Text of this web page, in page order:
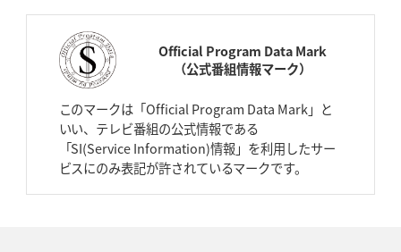
Official Program Data Mark
（公式番組情報マーク）
このマークは「Official Program Data Mark」と
いい、テレビ番組の公式情報である
「SI(Service Information)情報」を利用したサー
ビスにのみ表記が許されているマークです。